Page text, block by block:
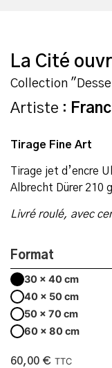
La Cité
Collection
Artiste :
Tirage Fine Art
Tirage jet d’encre
Albrecht Dürer 210
Livré roulé, avec
Format
30 x 40 cm
40 x 50 cm
50 x 70 cm
60 x 80 cm
60,00 € TTC